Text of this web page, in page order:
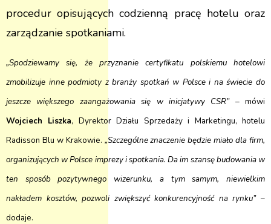
procedur opisujących codzienną pracę hotelu oraz
zarządzanie spotkaniami.
„Spodziewamy się, że przyznanie certyfikatu polskiemu hotelowi
zmobilizuje inne podmioty z branży spotkań w Polsce i na świecie do
jeszcze większego zaangażowania się w inicjatywy CSR” – mówi
Wojciech Liszka, Dyrektor Działu Sprzedaży i Marketingu, hotelu
Radisson Blu w Krakowie. „Szczególne znaczenie będzie miało dla firm,
organizujących w Polsce imprezy i spotkania. Da im szansę budowania w
ten sposób pozytywnego wizerunku, a tym samym, niewielkim
nakładem kosztów, pozwoli zwiększyć konkurencyjność na rynku”–
dodaje.